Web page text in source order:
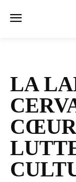
LA
CŒUR